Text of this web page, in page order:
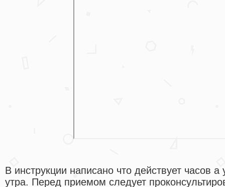
В инструкции написано что действует часов
утра. Перед приемом следует